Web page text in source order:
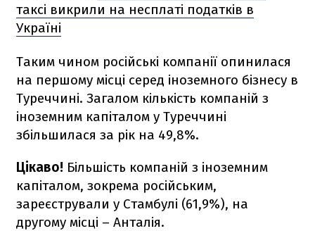
таксі викрили на несплаті податків в
Україні
Таким чином російські компанії опинилася
на першому місці серед іноземного бізнесу в
Туреччині. Загалом кількість компаній з
іноземним капіталом у Туреччині
збільшилася за рік на 49,8%.
Цікаво! Більшість компаній з іноземним
капіталом, зокрема російським,
зареєстрували у Стамбулі (61,9%), на
другому місці – Анталія.